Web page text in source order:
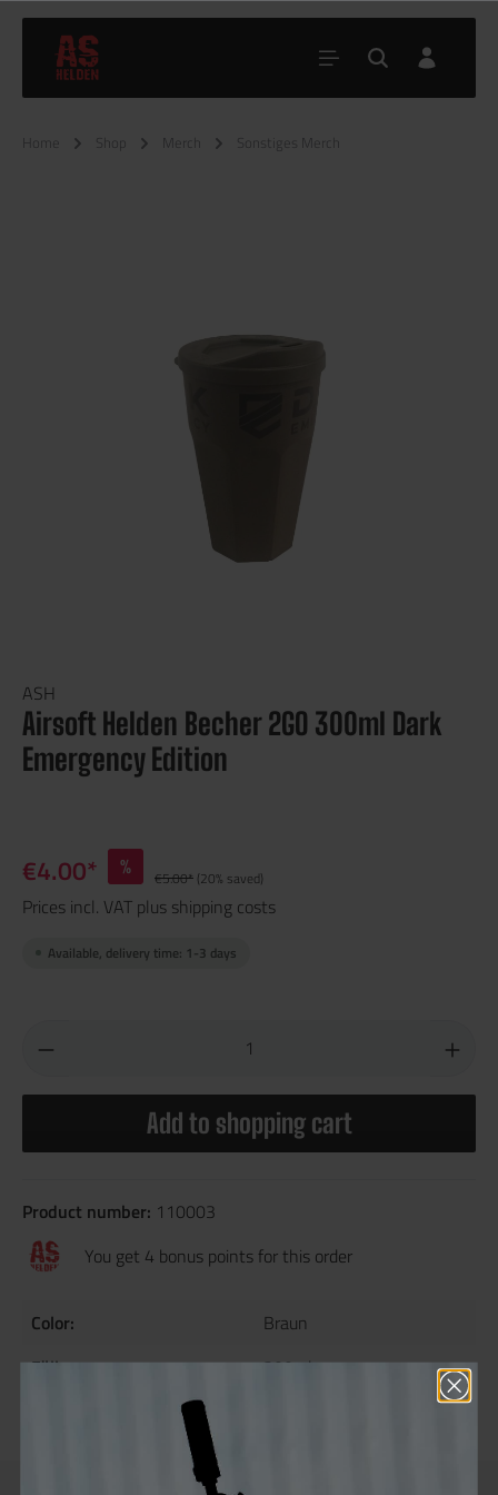
Home Shop Merch Sonstiges Merch
ASH
Airsoft Helden Becher 2GO 300ml Dark
Emergency Edition
€4.00* % €5.00* (20% saved)
Prices incl. VAT plus shipping costs
Available, delivery time: 1-3 days
Add to shopping cart
Product number: 110003
You get 4 bonus points for this order
Color:
Braun
Füllmenge:
300ml